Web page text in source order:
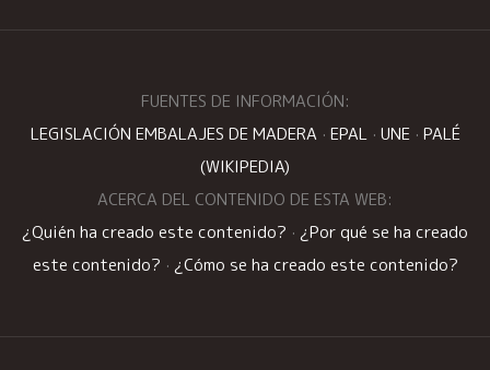
FUENTES DE INFORMACIÓN:
LEGISLACIÓN EMBALAJES DE MADERA · EPAL· UNE · PALÉ
(WIKIPEDIA)
ACERCA DEL CONTENIDO DE ESTA WEB:
¿Quién ha creado este contenido? · ¿Por qué se ha creado
este contenido? · ¿Cómo se ha creado este contenido?